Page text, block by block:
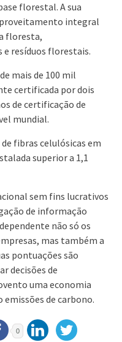
florestal. A sua
integral
floresta,
resíduos florestais.
mais de 100 mil
certificada por dois
de certificação de
mundial.
fibras celulósicas em
superior a 1,1
sem fins lucrativos
de informação
não só os
mas também a
pontuações são
decisões de
uma economia
de carbono.
0